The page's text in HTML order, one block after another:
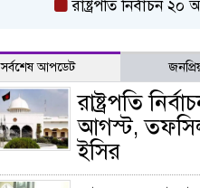
রাষ্ট্রপতি নির্বাচন ২০
সর্বশেষ আপডেট
রাষ্ট্রপতি
আগস্ট,
ইসির